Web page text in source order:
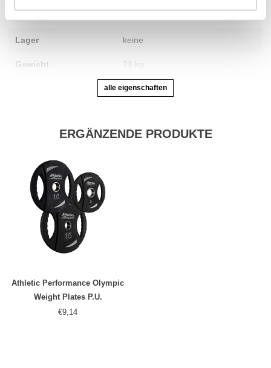
Lager keine
Gewicht 21 kg
alle eigenschaften
ERGÄNZENDE PRODUKTE
Athletic Performance Olympic
Weight Plates P.U.
€9,14